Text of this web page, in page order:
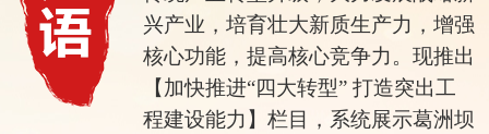
兴产业，培育壮大新质生产力，增强
核心功能，提高核心竞争力。现推出
【加快推进“四大转型” 打造突出工
程建设能力】栏目，系统展示葛洲坝